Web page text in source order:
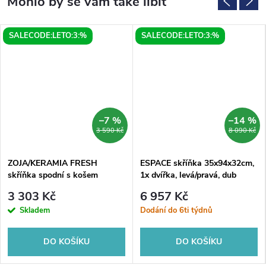
SALECODE:LETO:3:%
3 590 Kč
–7 %
ZOJA/KERAMIA FRESH
skříňka spodní s košem
3 303 Kč
Skladem
DO KOŠÍKU
SALECODE:LETO:3:%
8 090 Kč
–14 %
ESPACE skříňka 35x94x32cm,
1x dvířka, levá/pravá, dub
6 957 Kč
Dodání do 6ti týdnů
DO KOŠÍKU